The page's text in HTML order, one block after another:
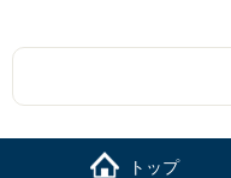
トップ